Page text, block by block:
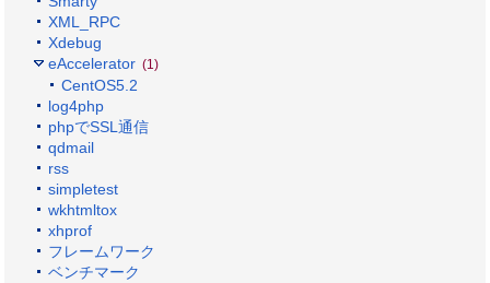
XML_RPC
Xdebug
eAccelerator (1)
CentOS5.2
log4php
phpでSSL通信
qdmail
rss
simpletest
wkhtmltox
xhprof
フレームワーク
ベンチマーク